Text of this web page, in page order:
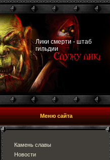
Лики смерти - штаб
гильдии
Меню сайта
Камень славы
Новости